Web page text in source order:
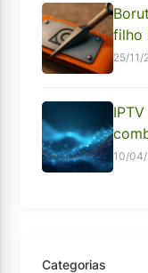
filho
25/11/
10/
Categorias